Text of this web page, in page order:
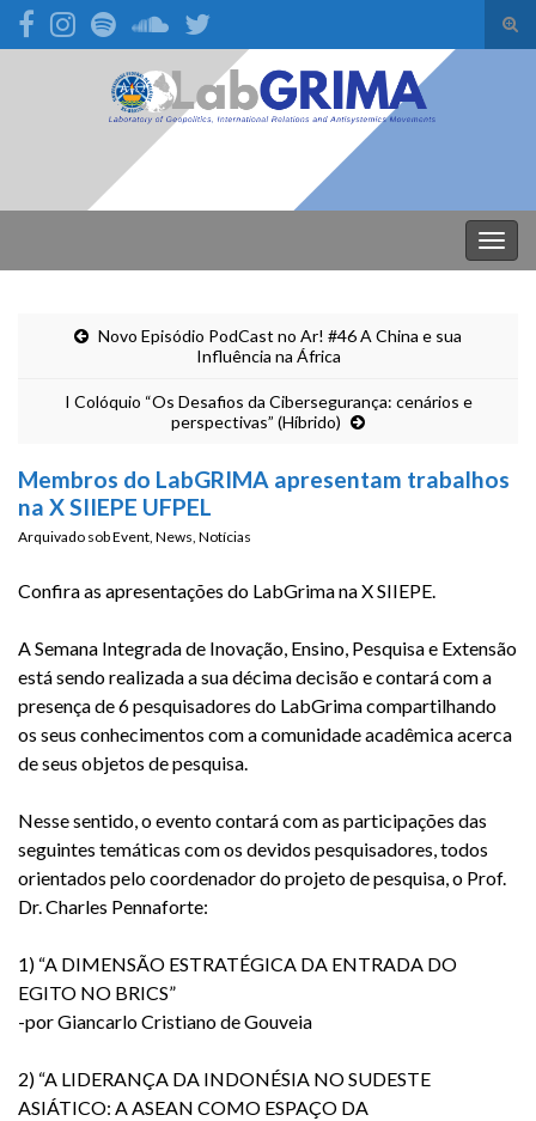
Search for:
Novo Episódio PodCast no Ar! #46 A China e sua
Influência na África
I Colóquio “Os Desafios da Cibersegurança: cenários e
perspectivas” (Híbrido)
Membros do LabGRIMA apresentam trabalhos
na X SIIEPE UFPEL
Arquivado sobEvent, News, Notícias
Confira as apresentações do LabGrima na X SIIEPE.
A Semana Integrada de Inovação, Ensino, Pesquisa e Extensão
está sendo realizada a sua décima decisão e contará com a
presença de 6 pesquisadores do LabGrima compartilhando
os seus conhecimentos com a comunidade acadêmica acerca
de seus objetos de pesquisa.
Nesse sentido, o evento contará com as participações das
seguintes temáticas com os devidos pesquisadores, todos
orientados pelo coordenador do projeto de pesquisa, o Prof.
Dr. Charles Pennaforte:
1) “A DIMENSÃO ESTRATÉGICA DA ENTRADA DO
EGITO NO BRICS”
-por Giancarlo Cristiano de Gouveia
2) “A LIDERANÇA DA INDONÉSIA NO SUDESTE
ASIÁTICO: A ASEAN COMO ESPAÇO DA